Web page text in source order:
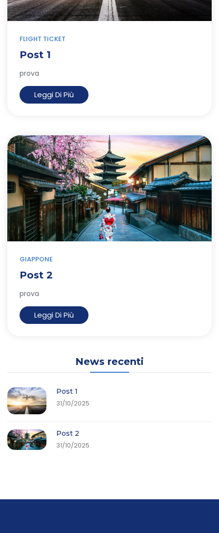
FLIGHT TICKET
Post 1
prova
Leggi Di Più
GIAPPONE
Post 2
prova
Leggi Di Più
News recenti
Post 1
31/10/2025
Post 2
31/10/2025